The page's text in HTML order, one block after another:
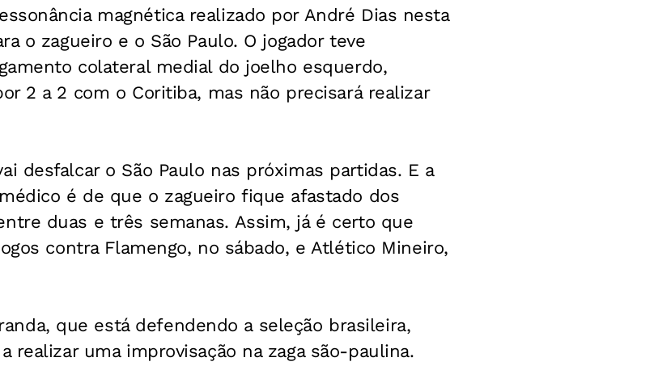
magnética realizado por André Dias nesta
o zagueiro e o São Paulo. O jogador teve
colateral medial do joelho esquerdo,
2 a 2 com o Coritiba, mas não precisará realizar
desfalcar o São Paulo nas próximas partidas. E a
é de que o zagueiro fique afastado dos
duas e três semanas. Assim, já é certo que
contra Flamengo, no sábado, e Atlético Mineiro,
que está defendendo a seleção brasileira,
realizar uma improvisação na zaga são-paulina.